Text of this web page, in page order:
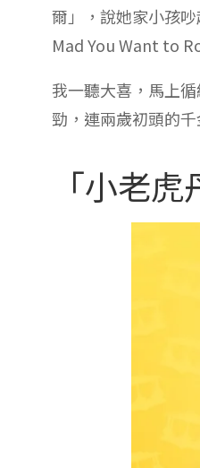
爾」，說她家小孩
Mad You Want to
我一聽大喜，馬上
勁，連兩歲初頭的
「小老